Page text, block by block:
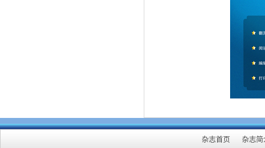
杂志首页 杂志简